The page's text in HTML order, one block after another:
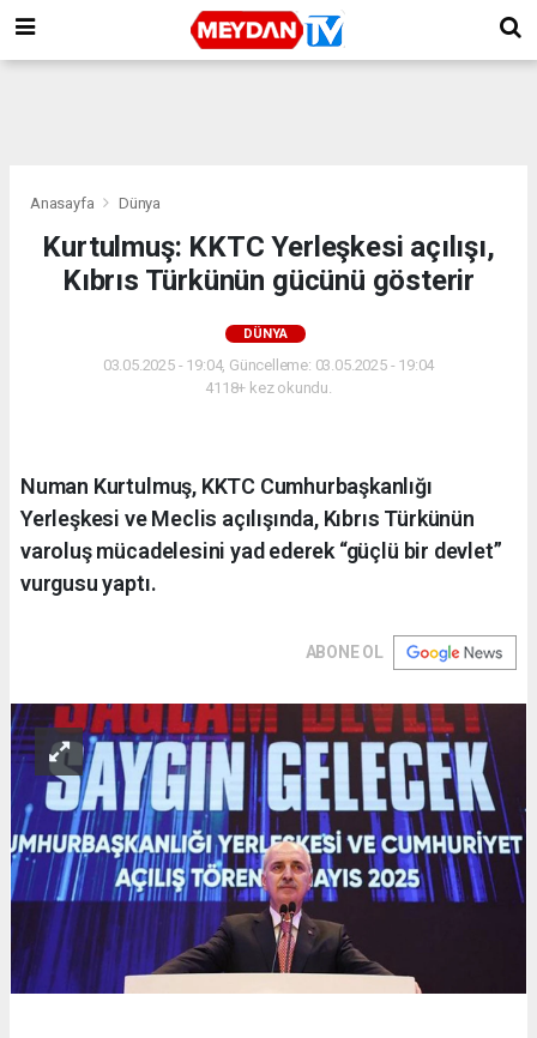
Anasayfa Dünya
Kurtulmuş: KKTC Yerleşkesi açılışı,
Kıbrıs Türkünün gücünü gösterir
DÜNYA
03.05.2025 - 19:04, Güncelleme: 03.05.2025 - 19:04
4118+ kez okundu.
Numan Kurtulmuş, KKTC Cumhurbaşkanlığı
Yerleşkesi ve Meclis açılışında, Kıbrıs Türkünün
varoluş mücadelesini yad ederek “güçlü bir devlet”
vurgusu yaptı.
ABONE OL